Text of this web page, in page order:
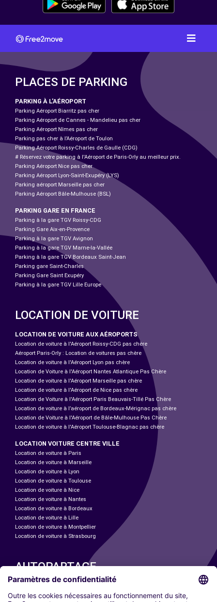
PLACES DE PARKING
PARKING À L'AÉROPORT
Parking Aéroport Biarritz pas cher
Parking Aéroport de Cannes - Mandelieu pas cher
Parking Aéroport Nîmes pas cher
Parking pas cher à l’Aéroport de Toulon
Parking Aéroport Roissy-Charles de Gaulle (CDG)
# Réservez votre parking à l'Aéroport de Paris-Orly au meilleur prix.
Parking Aéroport Nice pas cher
Parking Aéroport Lyon-Saint-Exupéry (LYS)
Parking aéroport Marseille pas cher
Parking Aéroport Bâle-Mulhouse (BSL)
PARKING GARE EN FRANCE
Parking à la gare TGV Roissy-CDG
Parking Gare Aix-en-Provence
Parking à la gare TGV Avignon
Parking à la gare TGV Marne-la-Vallée
Parking à la gare TGV Bordeaux Saint-Jean
Parking gare Saint-Charles
Parking Gare Saint Exupéry
Parking à la gare TGV Lille Europe
LOCATION DE VOITURE
LOCATION DE VOITURE AUX AÉROPORTS
Location de voiture à l'Aéroport Roissy-CDG pas chère
Aéroport Paris-Orly : Location de voitures pas chère
Location de voiture à l'Aéroport Lyon pas chère
Location de Voiture à l'Aéroport Nantes Atlantique Pas Chère
Location de voiture à l'Aéroport Marseille pas chère
Location de voiture à l'Aéroport de Nice pas chère
Location de Voiture à l'Aéroport Paris Beauvais-Tillé Pas Chère
Location de voiture à l’aéroport de Bordeaux-Mérignac pas chère
Location de Voiture à l'Aéroport de Bâle-Mulhouse Pas Chère
Location de voiture à l'Aéroport Toulouse-Blagnac pas chère
LOCATION VOITURE CENTRE VILLE
Location de voiture à Paris
Location de voiture à Marseille
Location de voiture à Lyon
Location de voiture à Toulouse
Location de voiture à Nice
Location de voiture à Nantes
Location de voiture à Bordeaux
Location de voiture à Lille
Location de voiture à Montpellier
Location de voiture à Strasbourg
AUTOPARTAGE
Paris